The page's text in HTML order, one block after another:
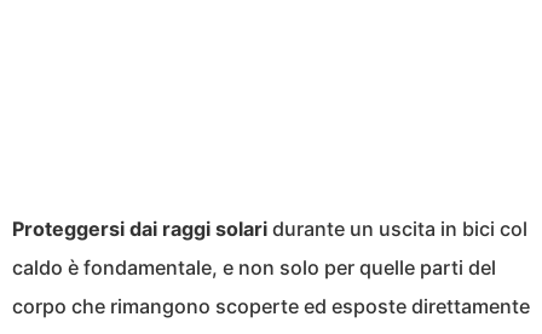
Proteggersi dai raggi solari durante un uscita in bici col
caldo è fondamentale, e non solo per quelle parti del
corpo che rimangono scoperte ed esposte direttamente